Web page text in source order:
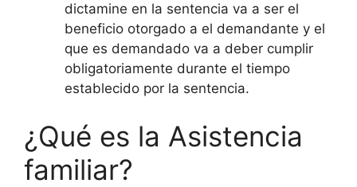
dictamine en la sentencia va a ser el
beneficio otorgado a el demandante y el
que es demandado va a deber cumplir
obligatoriamente durante el tiempo
establecido por la sentencia.
¿Qué es la Asistencia
familiar?